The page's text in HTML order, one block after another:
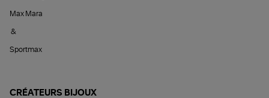
Max Mara
&
Sportmax
CRÉATEURS BIJOUX